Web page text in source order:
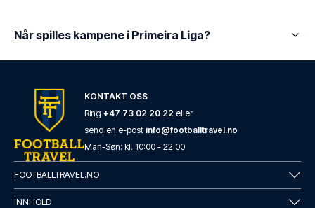
Når spilles kampene i Primeira Liga?
KONTAKT OSS
Ring +47 73 02 20 22 eller
send en e-post info@footballtravel.no
Man-Søn: kl. 10:00 - 22:00
FOOTBALLTRAVEL.NO
INNHOLD